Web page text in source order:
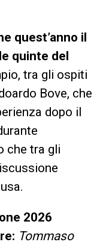
quest’anno il
quinte del
tra gli ospiti
Bove, che
dopo il
che tra gli
2026
Tommaso